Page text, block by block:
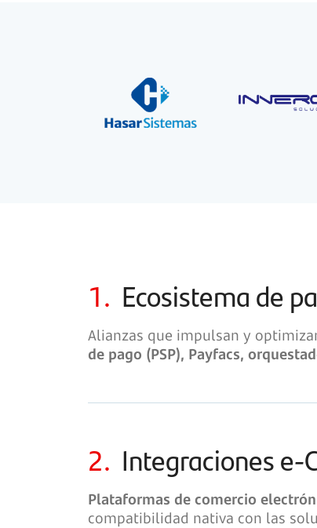
1. Ecosistema de
Alianzas que impulsan y
de pago (PSP), Payfacs,
2. Integraciones e-
Plataformas de comercio
compatibilidad nativa con las